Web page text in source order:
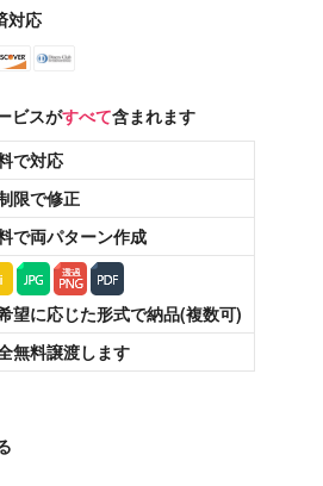
対応
ビスがすべて含まれます
で対応
限で修正
で両パターン作成
望に応じた形式で納品(複数可)
無料譲渡します